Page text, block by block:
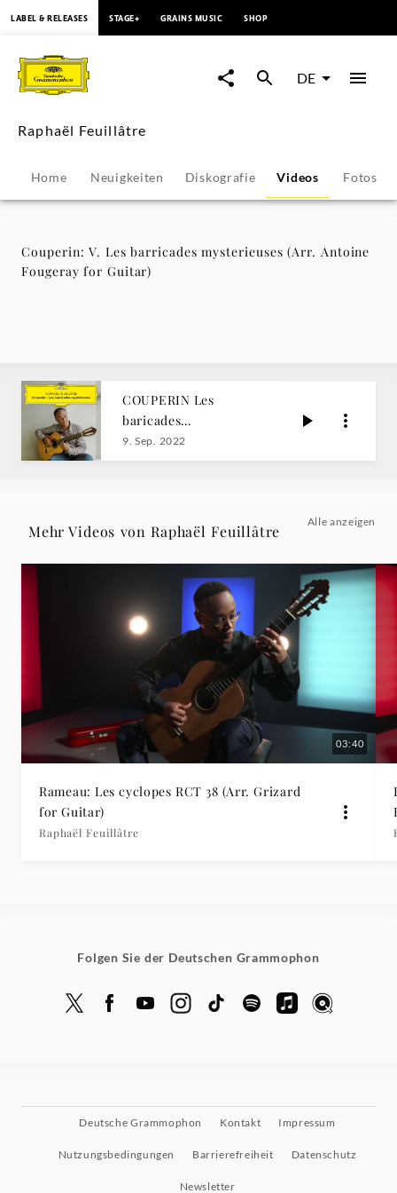
Couperin:
V.
Les
barricades
mysterieuses
(Arr.
for
Guitar)
Deutsche
Grammophon
LABEL & RELEASES STAGE+ GRAINS MUSIC SHOP
DE
Raphaël Feuillâtre
Home Neuigkeiten Diskografie Videos Fotos
Couperin: V. Les barricades mysterieuses (Arr. Antoine
Fougeray for Guitar)
COUPERIN Les
baricades
mistérieuses /
Raphaël Feuillâtre
9. Sep. 2022
Mehr Videos von Raphaël Feuillâtre
Alle anzeigen
03:40
Rameau: Les cyclopes RCT 38 (Arr. Grizard
for Guitar)
Raphaël Feuillâtre
Folgen Sie der Deutschen Grammophon
Deutsche Grammophon Kontakt Impressum
Nutzungsbedingungen Barrierefreiheit Datenschutz
Newsletter